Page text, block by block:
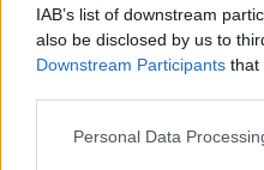
IAB’s list of downstream
also be disclosed by us to
Downstream Participants that
Personal Data